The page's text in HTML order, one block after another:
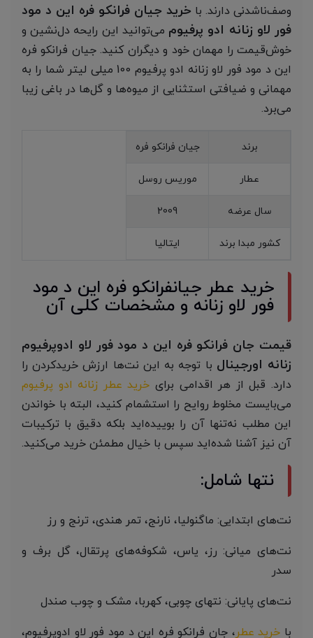
وصف‌ناشدنی دارند. با خرید جیان فرانکو فره این د مود
فور لاو زنانه ادو پرفیوم می‌توانید این رایحه دل‌نشین و
خوش‌قیمت را مهمان خود و دیگران کنید. جیان فرانکو فره
این د مود فور لاو زنانه ادو پرفیوم 100 میلی لیتر شما را به
مهمانی و ضیافتی استثنایی از میوه‌ها و گل‌ها در باغی زیبا
می‌برد.
برند جیان فرانکو فره
عطار موریس روسل
سال عرضه 2009
کشور مبدا برند ایتالیا
خرید عطر جیانفرانکو فره این د مود
فور لاو زنانه و مشخصات کلی آن
قیمت جان فرانکو فره این د مود فور لاو ادوپرفیوم
زنانه اورجینال با توجه به این نت‌ها ارزش خریدکردن را
دارد. قبل از هر اقدامی برای خرید عطر زنانه ادو پرفیوم
می‌بایست مخلوط روایح را استشمام کنید، البته با خواندن
این مطلب نه‌تنها آن را بوییده‌اید بلکه دقیق با ترکیبات
آن نیز آشنا شده‌اید سپس با خیال مطمئن خرید می‌کنید.
نتها شامل:
نت‌های ابتدایی: ماگنولیا، نارنج، تمر هندی، ترنج و رز
نت‌های میانی: رز، یاس، شکوفه‌های پرتقال، گل برف و
سدر
نت‌های پایانی: نتهای چوبی، کهربا، مشک و چوب صندل
با خرید عطر، جان فرانکو فره این د مود فور لاو ادوپرفیوم،